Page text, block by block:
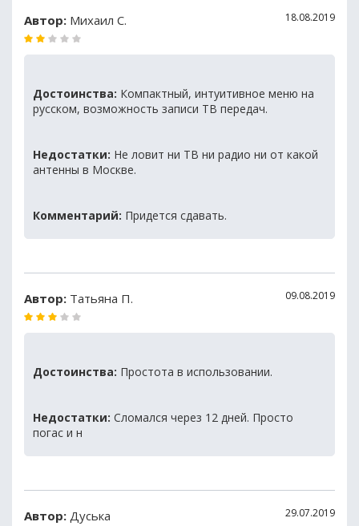
Автор: Михаил С. 18.08.2019
Достоинства: Компактный, интуитивное меню на
русском, возможность записи ТВ передач.
Недостатки: Не ловит ни ТВ ни радио ни от какой
антенны в Москве.
Комментарий: Придется сдавать.
Автор: Татьяна П. 09.08.2019
Достоинства: Простота в использовании.
Недостатки: Сломался через 12 дней. Просто
погас и н
Автор: Дуська 29.07.2019